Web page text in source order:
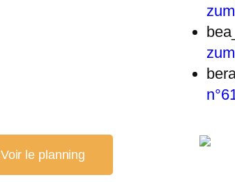
Voir le planning